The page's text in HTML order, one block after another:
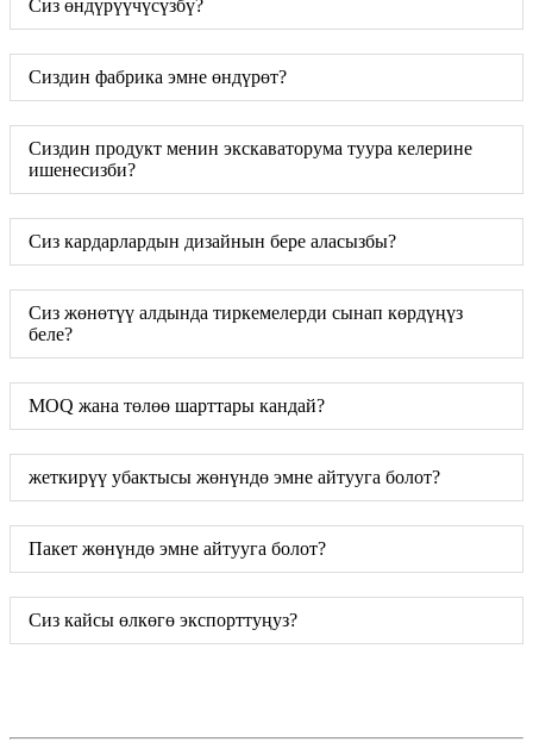
Сиз өндүрүүчүсүзбү?
Сиздин фабрика эмне өндүрөт?
Сиздин продукт менин экскаваторума туура келерине
ишенесизби?
Сиз кардарлардын дизайнын бере аласызбы?
Сиз жөнөтүү алдында тиркемелерди сынап көрдүңүз
беле?
MOQ жана төлөө шарттары кандай?
жеткирүү убактысы жөнүндө эмне айтууга болот?
Пакет жөнүндө эмне айтууга болот?
Сиз кайсы өлкөгө экспорттуңуз?